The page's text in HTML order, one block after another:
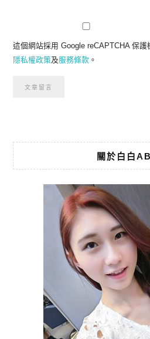
這個網站採用 Google reCAPTCHA 保
隱私權政策及服務條款 。
關於白白